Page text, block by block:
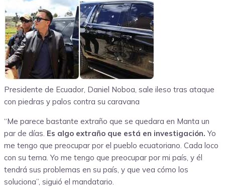
Presidente de Ecuador, Daniel Noboa, sale ileso tras ataque
con piedras y palos contra su caravana
“Me parece bastante extraño que se quedara en Manta un
par de días. Es algo extraño que está en investigación. Yo
me tengo que preocupar por el pueblo ecuatoriano. Cada loco
con su tema. Yo me tengo que preocupar por mi país, y él
tendrá sus problemas en su país, y que vea cómo los
soluciona”, siguió el mandatario.